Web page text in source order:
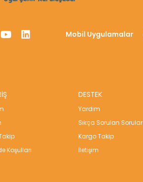
Mobil Uygulamalar
Koşulları
DESTEK
Yardım
Sıkça Sorulan Sorular
Kargo Takip
İletişim